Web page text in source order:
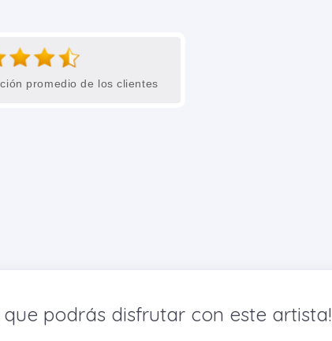
promedio de los clientes
que podrás disfrutar con este artista!